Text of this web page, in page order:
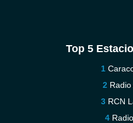
Top 5
Radio
RCN